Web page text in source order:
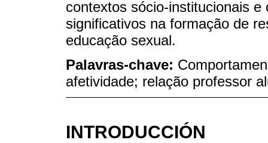
contextos sócio-institucionais
significativos na formação de
educação sexual.
Palavras-chave:
afetividade; relação professor
INTRODUCCIÓN